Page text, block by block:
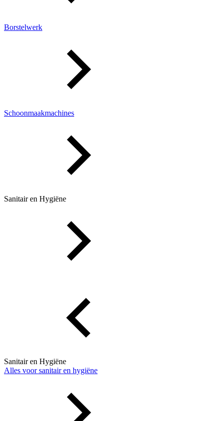
Borstelwerk
Schoonmaakmachines
Sanitair en Hygiëne
Sanitair en Hygiëne
Alles voor sanitair en hygiëne